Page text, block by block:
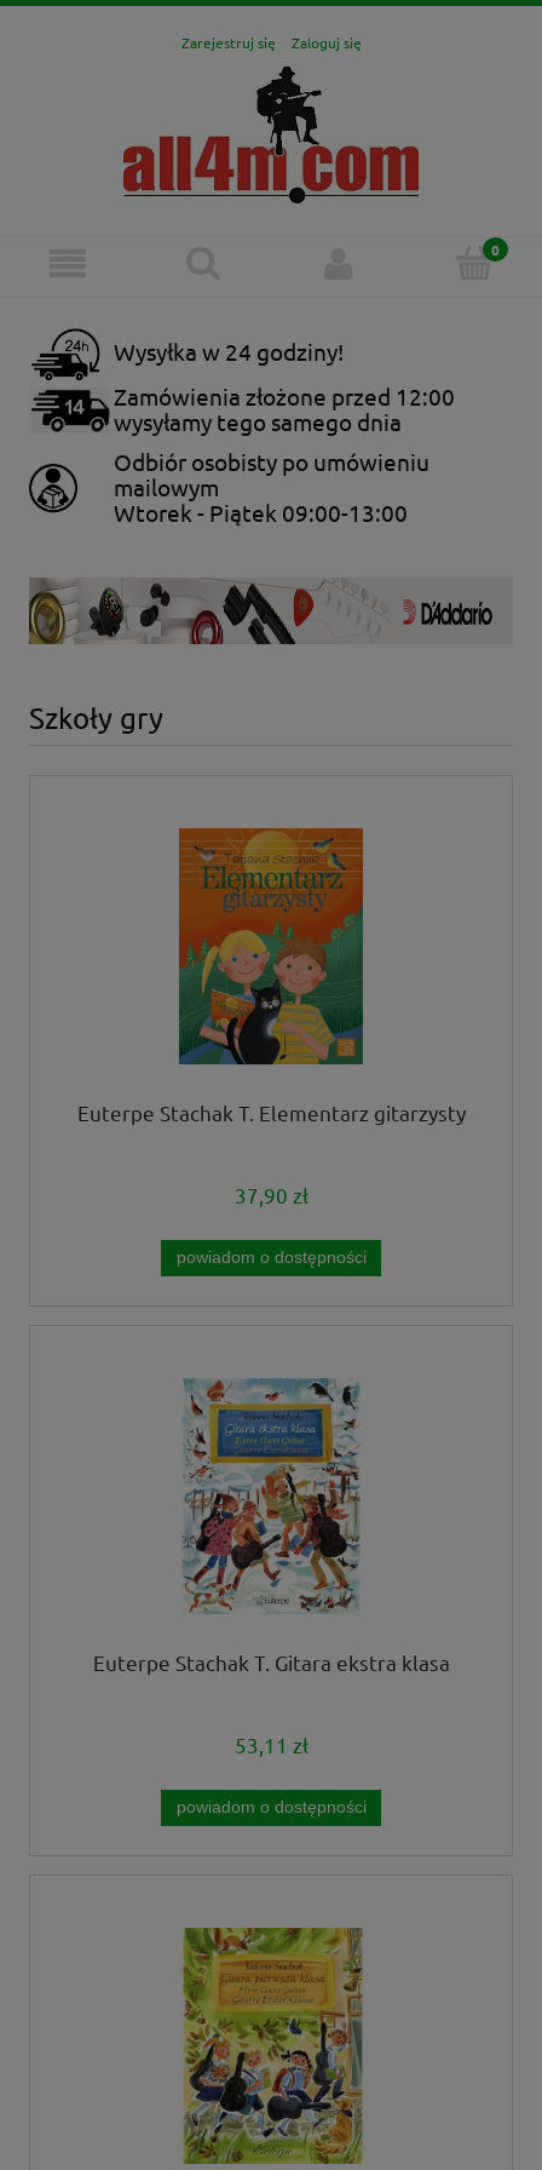
Zarejestruj się Zaloguj się
Wysyłka w 24 godziny!
Zamówienia złożone przed 12:00
wysyłamy tego samego dnia
Odbiór osobisty po umówieniu
mailowym
Wtorek - Piątek 09:00-13:00
Szkoły gry
Euterpe Stachak T. Elementarz gitarzysty
37,90 zł
powiadom o dostępności
Euterpe Stachak T. Gitara ekstra klasa
53,11 zł
powiadom o dostępności